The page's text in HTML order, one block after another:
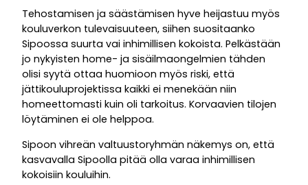
Tehostamisen ja säästämisen hyve heijastuu myös
kouluverkon tulevaisuuteen, siihen suositaanko
Sipoossa suurta vai inhimillisen kokoista. Pelkästään
jo nykyisten home- ja sisäilmaongelmien tähden
olisi syytä ottaa huomioon myös riski, että
jättikouluprojektissa kaikki ei menekään niin
homeettomasti kuin oli tarkoitus. Korvaavien tilojen
löytäminen ei ole helppoa.
Sipoon vihreän valtuustoryhmän näkemys on, että
kasvavalla Sipoolla pitää olla varaa inhimillisen
kokoisiin kouluihin.